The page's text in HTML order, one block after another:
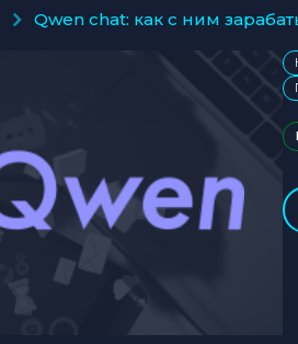
qwen chat: как с ним